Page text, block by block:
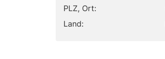
PLZ, Ort:
Land: